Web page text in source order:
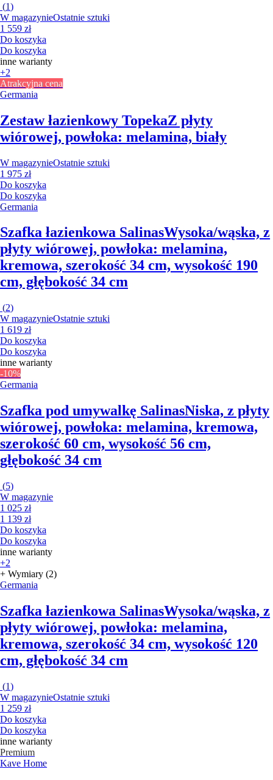
(1)
W magazynieOstatnie sztuki
1 559 zł
Do koszyka
Do koszyka
inne warianty
+2
Atrakcyjna cena
Germania
Zestaw łazienkowy TopekaZ płyty
wiórowej, powłoka: melamina, biały
W magazynieOstatnie sztuki
1 975 zł
Do koszyka
Do koszyka
Germania
Szafka łazienkowa SalinasWysoka/wąska, z
płyty wiórowej, powłoka: melamina,
kremowa, szerokość 34 cm, wysokość 190
cm, głębokość 34 cm
(2)
W magazynieOstatnie sztuki
1 619 zł
Do koszyka
Do koszyka
inne warianty
-10%
Germania
Szafka pod umywalkę SalinasNiska, z płyty
wiórowej, powłoka: melamina, kremowa,
szerokość 60 cm, wysokość 56 cm,
głębokość 34 cm
(5)
W magazynie
1 025 zł
1 139 zł
Do koszyka
Do koszyka
inne warianty
+2
+ Wymiary (2)
Germania
Szafka łazienkowa SalinasWysoka/wąska, z
płyty wiórowej, powłoka: melamina,
kremowa, szerokość 34 cm, wysokość 120
cm, głębokość 34 cm
(1)
W magazynieOstatnie sztuki
1 259 zł
Do koszyka
Do koszyka
inne warianty
Premium
Kave Home